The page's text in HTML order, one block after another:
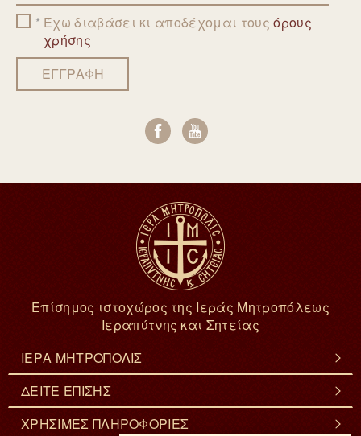
EmailΈχω διαβάσει κι αποδέχομαι τουςόρους
χρήσης
ΕΓΓΡΑΦΗ
Επίσημος ιστοχώρος της Ιεράς Μητροπόλεως
Ιεραπύτνης και Σητείας
ΙΕΡΑ ΜΗΤΡΟΠΟΛΙΣ
ΔΕΙΤΕ ΕΠΙΣΗΣ
ΧΡΗΣΙΜΕΣ ΠΛΗΡΟΦΟΡΙΕΣ